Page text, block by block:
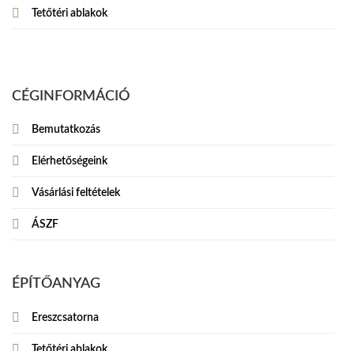
CÉGINFORMÁCIÓ
Bemutatkozás
Elérhetőségeink
Vásárlási feltételek
ÁSZF
ÉPÍTŐANYAG
Ereszcsatorna
Tetőtéri ablakok